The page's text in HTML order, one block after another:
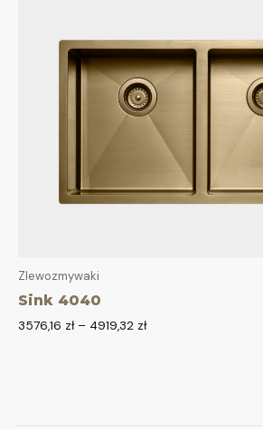
Zlewozmywaki
Sink 4040
3576,16 zł– 4919,32 zł